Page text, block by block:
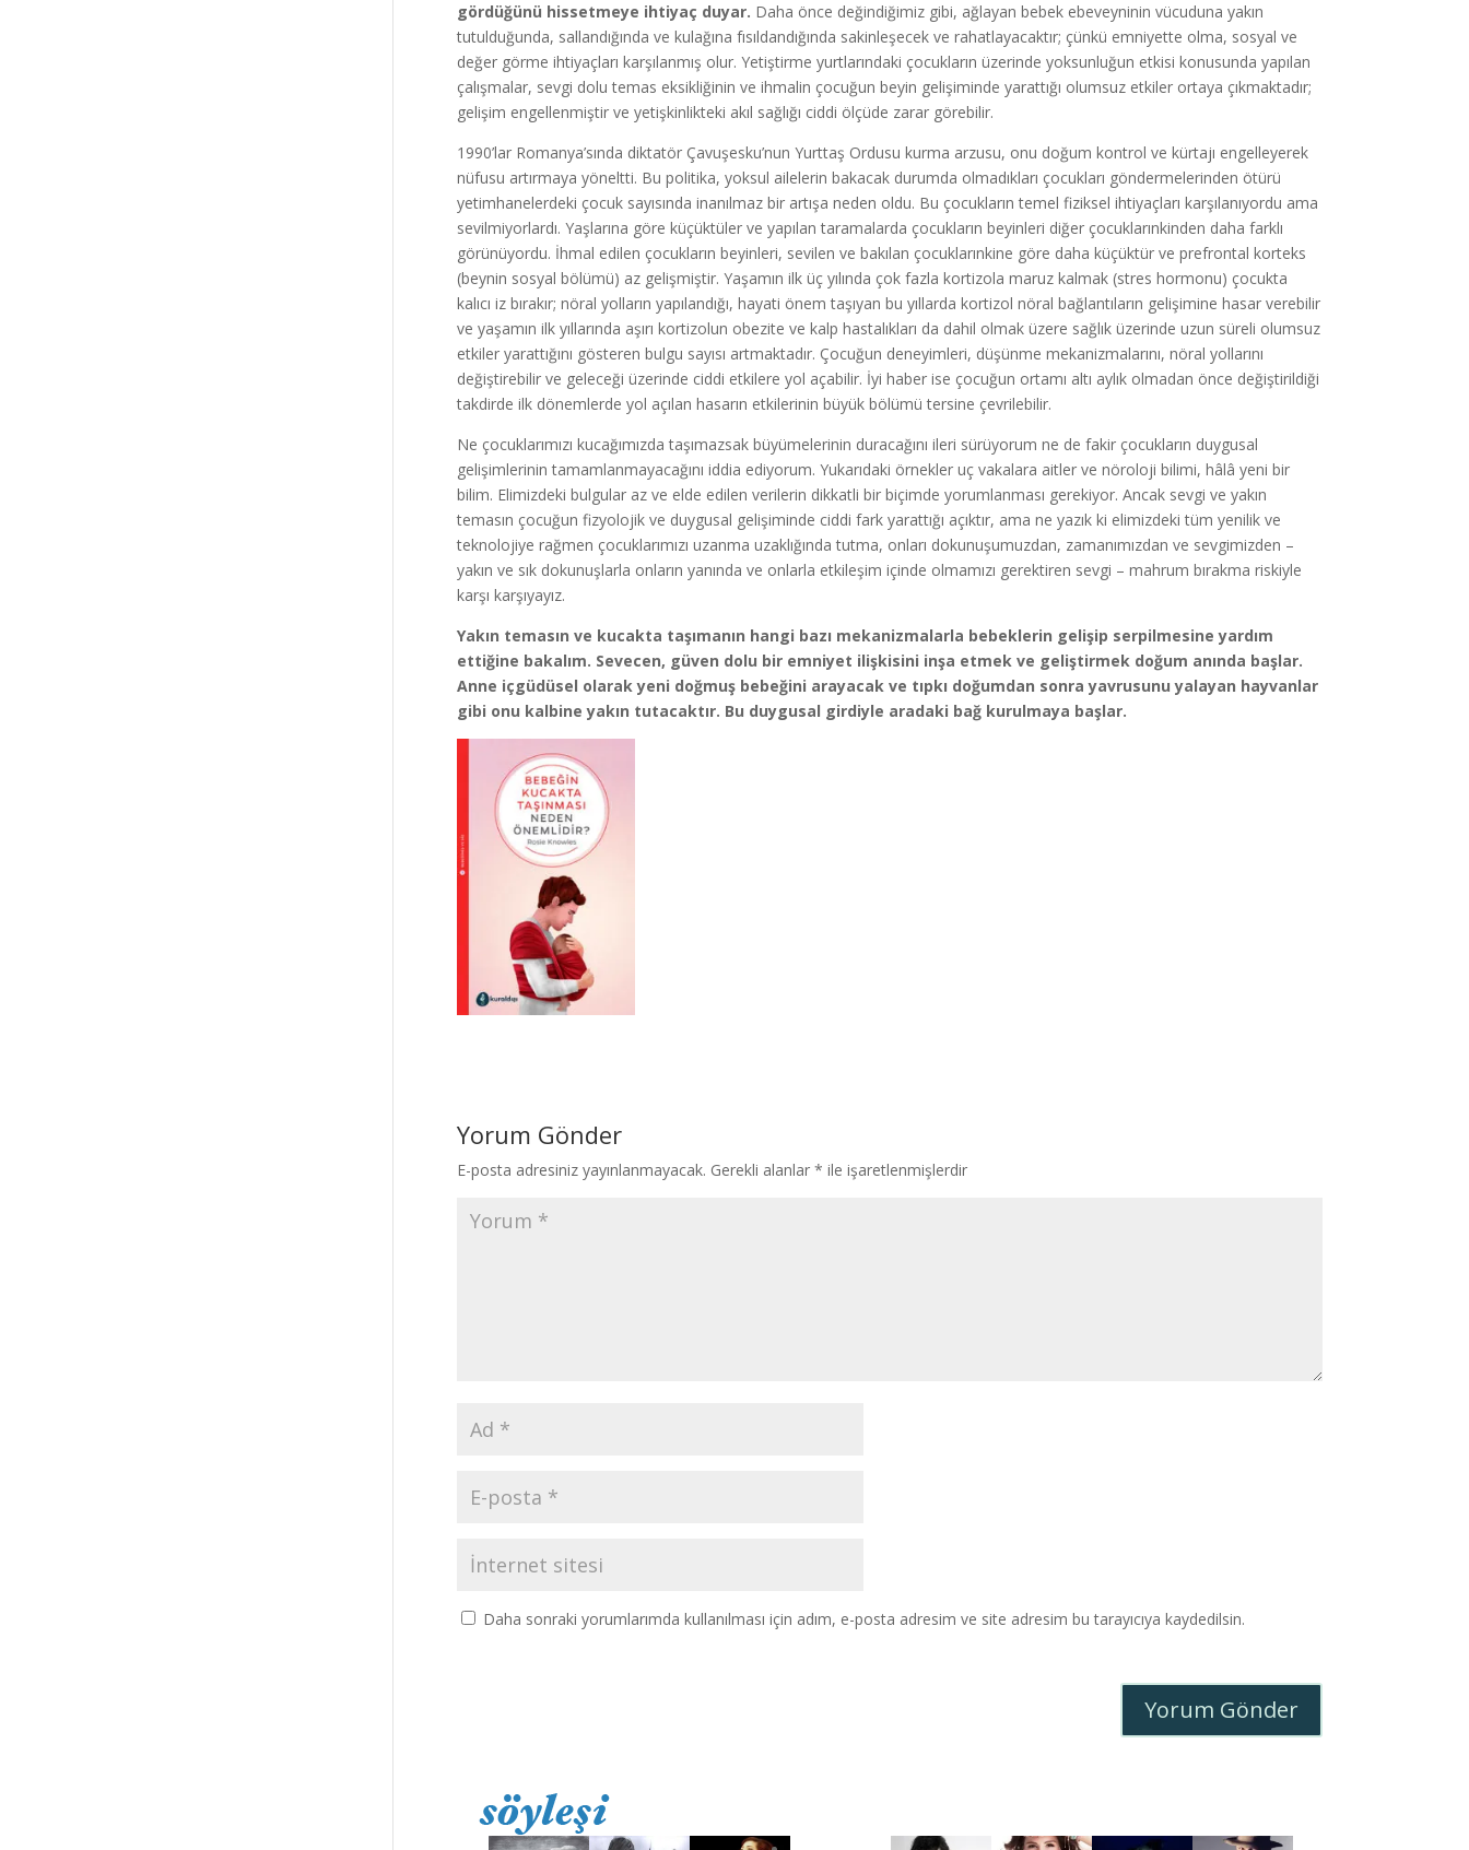
gördüğünü hissetmeye ihtiyaç duyar. Daha önce değindiğimiz gibi, ağlayan bebek ebeveyninin vücuduna yakın
tutulduğunda, sallandığında ve kulağına fısıldandığında sakinleşecek ve rahatlayacaktır; çünkü emniyette olma, sosyal ve
değer görme ihtiyaçları karşılanmış olur. Yetiştirme yurtlarındaki çocukların üzerinde yoksunluğun etkisi konusunda yapılan
çalışmalar, sevgi dolu temas eksikliğinin ve ihmalin çocuğun beyin gelişiminde yarattığı olumsuz etkiler ortaya çıkmaktadır;
gelişim engellenmiştir ve yetişkinlikteki akıl sağlığı ciddi ölçüde zarar görebilir.
1990’lar Romanya’sında diktatör Çavuşesku’nun Yurttaş Ordusu kurma arzusu, onu doğum kontrol ve kürtajı engelleyerek
nüfusu artırmaya yöneltti. Bu politika, yoksul ailelerin bakacak durumda olmadıkları çocukları göndermelerinden ötürü
yetimhanelerdeki çocuk sayısında inanılmaz bir artışa neden oldu. Bu çocukların temel fiziksel ihtiyaçları karşılanıyordu ama
sevilmiyorlardı. Yaşlarına göre küçüktüler ve yapılan taramalarda çocukların beyinleri diğer çocuklarınkinden daha farklı
görünüyordu. İhmal edilen çocukların beyinleri, sevilen ve bakılan çocuklarınkine göre daha küçüktür ve prefrontal korteks
(beynin sosyal bölümü) az gelişmiştir. Yaşamın ilk üç yılında çok fazla kortizola maruz kalmak (stres hormonu) çocukta
kalıcı iz bırakır; nöral yolların yapılandığı, hayati önem taşıyan bu yıllarda kortizol nöral bağlantıların gelişimine hasar verebilir
ve yaşamın ilk yıllarında aşırı kortizolun obezite ve kalp hastalıkları da dahil olmak üzere sağlık üzerinde uzun süreli olumsuz
etkiler yarattığını gösteren bulgu sayısı artmaktadır. Çocuğun deneyimleri, düşünme mekanizmalarını, nöral yollarını
değiştirebilir ve geleceği üzerinde ciddi etkilere yol açabilir. İyi haber ise çocuğun ortamı altı aylık olmadan önce değiştirildiği
takdirde ilk dönemlerde yol açılan hasarın etkilerinin büyük bölümü tersine çevrilebilir.
Ne çocuklarımızı kucağımızda taşımazsak büyümelerinin duracağını ileri sürüyorum ne de fakir çocukların duygusal
gelişimlerinin tamamlanmayacağını iddia ediyorum. Yukarıdaki örnekler uç vakalara aitler ve nöroloji bilimi, hâlâ yeni bir
bilim. Elimizdeki bulgular az ve elde edilen verilerin dikkatli bir biçimde yorumlanması gerekiyor. Ancak sevgi ve yakın
temasın çocuğun fizyolojik ve duygusal gelişiminde ciddi fark yarattığı açıktır, ama ne yazık ki elimizdeki tüm yenilik ve
teknolojiye rağmen çocuklarımızı uzanma uzaklığında tutma, onları dokunuşumuzdan, zamanımızdan ve sevgimizden –
yakın ve sık dokunuşlarla onların yanında ve onlarla etkileşim içinde olmamızı gerektiren sevgi – mahrum bırakma riskiyle
karşı karşıyayız.
Yakın temasın ve kucakta taşımanın hangi bazı mekanizmalarla bebeklerin gelişip serpilmesine yardım
ettiğine bakalım. Sevecen, güven dolu bir emniyet ilişkisini inşa etmek ve geliştirmek doğum anında başlar.
Anne içgüdüsel olarak yeni doğmuş bebeğini arayacak ve tıpkı doğumdan sonra yavrusunu yalayan hayvanlar
gibi onu kalbine yakın tutacaktır. Bu duygusal girdiyle aradaki bağ kurulmaya başlar.
Yorum Gönder
E-posta adresiniz yayınlanmayacak. Gerekli alanlar * ile işaretlenmişlerdir
Daha sonraki yorumlarımda kullanılması için adım, e-posta adresim ve site adresim bu tarayıcıya kaydedilsin.